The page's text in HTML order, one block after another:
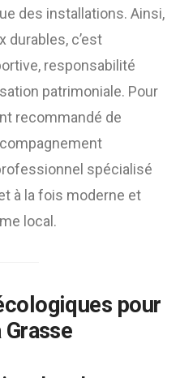
des installations. Ainsi,
durables, c’est
responsabilité
patrimoniale. Pour
recommandé de
spécialisé
à la fois moderne et
local.
pour